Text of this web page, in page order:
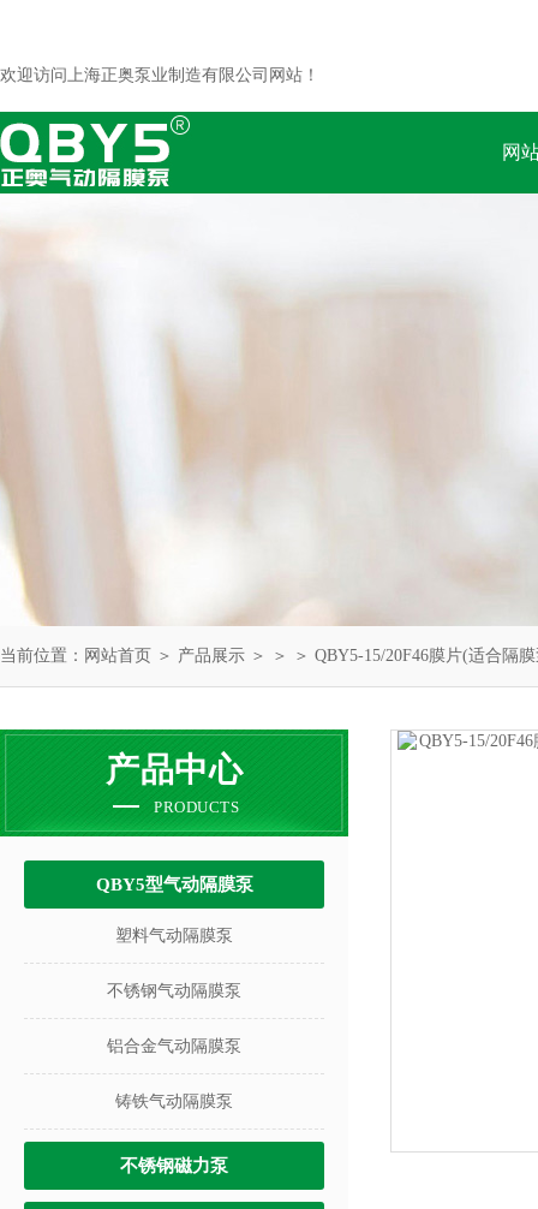
欢迎访问上海正奥泵业制造有限公司网站！
网
当前位置： 网站首页 ＞ 产品展示 ＞ ＞ ＞ QBY5-15/20F46膜片(适合隔
产品中心
PRODUCTS
QBY5型气动隔膜泵
塑料气动隔膜泵
不锈钢气动隔膜泵
铝合金气动隔膜泵
铸铁气动隔膜泵
不锈钢磁力泵